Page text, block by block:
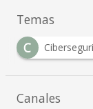
Temas
C
Canales